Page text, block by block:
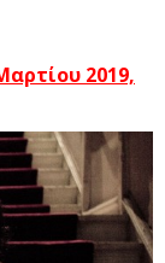
2019,